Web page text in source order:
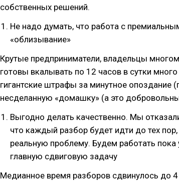
собственных решений.
Не надо думать, что работа с
«облизывание»
Крутые предприниматели, владельцы
готовы вкалывать по 12 часов в сутки
гигантские штрафы за минутное опоздание
несделанную «домашку» (а это
Выгодно делать качественно. Мы
что каждый разбор будет идти до тех
реальную проблему. Будем работать пока
главную сдвиговую задачу
Медианное время разборов сдвинулось до 4